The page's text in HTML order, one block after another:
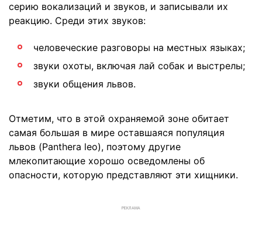
серию вокализаций и звуков, и записывали их
реакцию. Среди этих звуков:
человеческие разговоры на местных языках;
звуки охоты, включая лай собак и выстрелы;
звуки общения львов.
Отметим, что в этой охраняемой зоне обитает
самая большая в мире оставшаяся популяция
львов (Panthera leo), поэтому другие
млекопитающие хорошо осведомлены об
опасности, которую представляют эти хищники.
РЕКЛАМА